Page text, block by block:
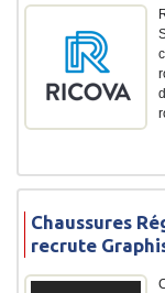
Chaussures
recrute